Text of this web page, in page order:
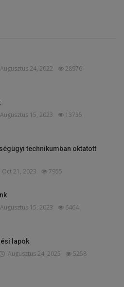
Augusztus 24, 2022 28976
Augusztus 15, 2023 13735
technikumban oktatott
Oct 21, 2023 7955
Augusztus 15, 2023 6464
lapok
Augusztus 24, 2025 5258